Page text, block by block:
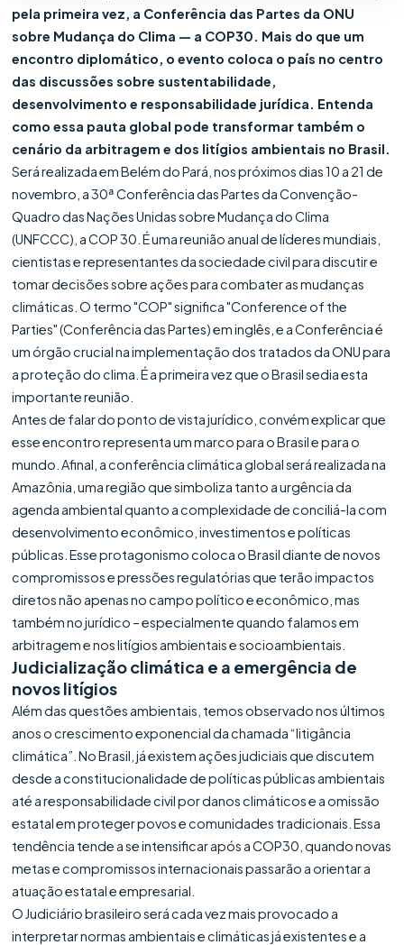
pela primeira vez, a Conferência das Partes da ONU
sobre Mudança do Clima — a COP30. Mais do que um
encontro diplomático, o evento coloca o país no centro
das discussões sobre sustentabilidade,
desenvolvimento e responsabilidade jurídica. Entenda
como essa pauta global pode transformar também o
cenário da arbitragem e dos litígios ambientais no Brasil.
Será realizada em Belém do Pará, nos próximos dias 10 a 21 de
novembro, a 30ª Conferência das Partes da Convenção-
Quadro das Nações Unidas sobre Mudança do Clima
(UNFCCC), a COP 30. É uma reunião anual de líderes mundiais,
cientistas e representantes da sociedade civil para discutir e
tomar decisões sobre ações para combater as mudanças
climáticas. O termo "COP" significa "Conference of the
Parties" (Conferência das Partes) em inglês, e a Conferência é
um órgão crucial na implementação dos tratados da ONU para
a proteção do clima. É a primeira vez que o Brasil sedia esta
importante reunião.
Antes de falar do ponto de vista jurídico, convém explicar que
esse encontro representa um marco para o Brasil e para o
mundo. Afinal, a conferência climática global será realizada na
Amazônia, uma região que simboliza tanto a urgência da
agenda ambiental quanto a complexidade de conciliá-la com
desenvolvimento econômico, investimentos e políticas
públicas. Esse protagonismo coloca o Brasil diante de novos
compromissos e pressões regulatórias que terão impactos
diretos não apenas no campo político e econômico, mas
também no jurídico – especialmente quando falamos em
arbitragem e nos litígios ambientais e socioambientais.
Judicialização climática e a emergência de
novos litígios
Além das questões ambientais, temos observado nos últimos
anos o crescimento exponencial da chamada “litigância
climática”. No Brasil, já existem ações judiciais que discutem
desde a constitucionalidade de políticas públicas ambientais
até a responsabilidade civil por danos climáticos e a omissão
estatal em proteger povos e comunidades tradicionais. Essa
tendência tende a se intensificar após a COP30, quando novas
metas e compromissos internacionais passarão a orientar a
atuação estatal e empresarial.
O Judiciário brasileiro será cada vez mais provocado a
interpretar normas ambientais e climáticas já existentes e a